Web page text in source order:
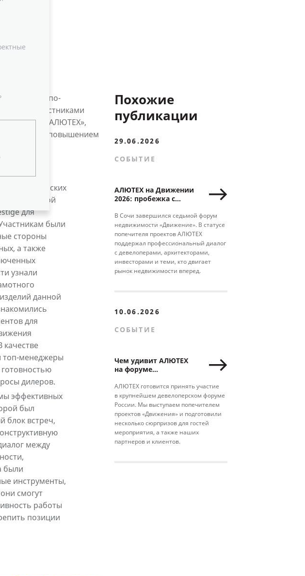
партнеров по-
участниками
продукции «АЛЮТЕХ»,
целью — повышением
партнерских
рынок новой
для
были
стороны
а также
узнали
данной
для
качестве
топ-менеджеры
дилеров.
эффективных
был
блок встреч,
между
были
инструменты,
смогут
работы
позиции
Похожие
публикации
29.06.2026
СОБЫТИЕ
АЛЮТЕХ на Движении
2026: пробежка с
сессии и новые
партнерства
В Сочи завершился седьмой форум
недвижимости «Движение». В статусе
попечителя проектов АЛЮТЕХ
поддержал профессиональный диалог
с девелоперами, архитекторами,
инвесторами и теми, кто двигает
рынок недвижимости вперед.
10.06.2026
СОБЫТИЕ
Чем удивит АЛЮТЕХ
на форуме
«Движение»
АЛЮТЕХ готовится принять участие
в крупнейшем девелоперском форуме
России. Мы выступаем попечителем
проектов «Движения» и подготовили
несколько сюрпризов для гостей
мероприятия, а также наших
партнеров и клиентов.